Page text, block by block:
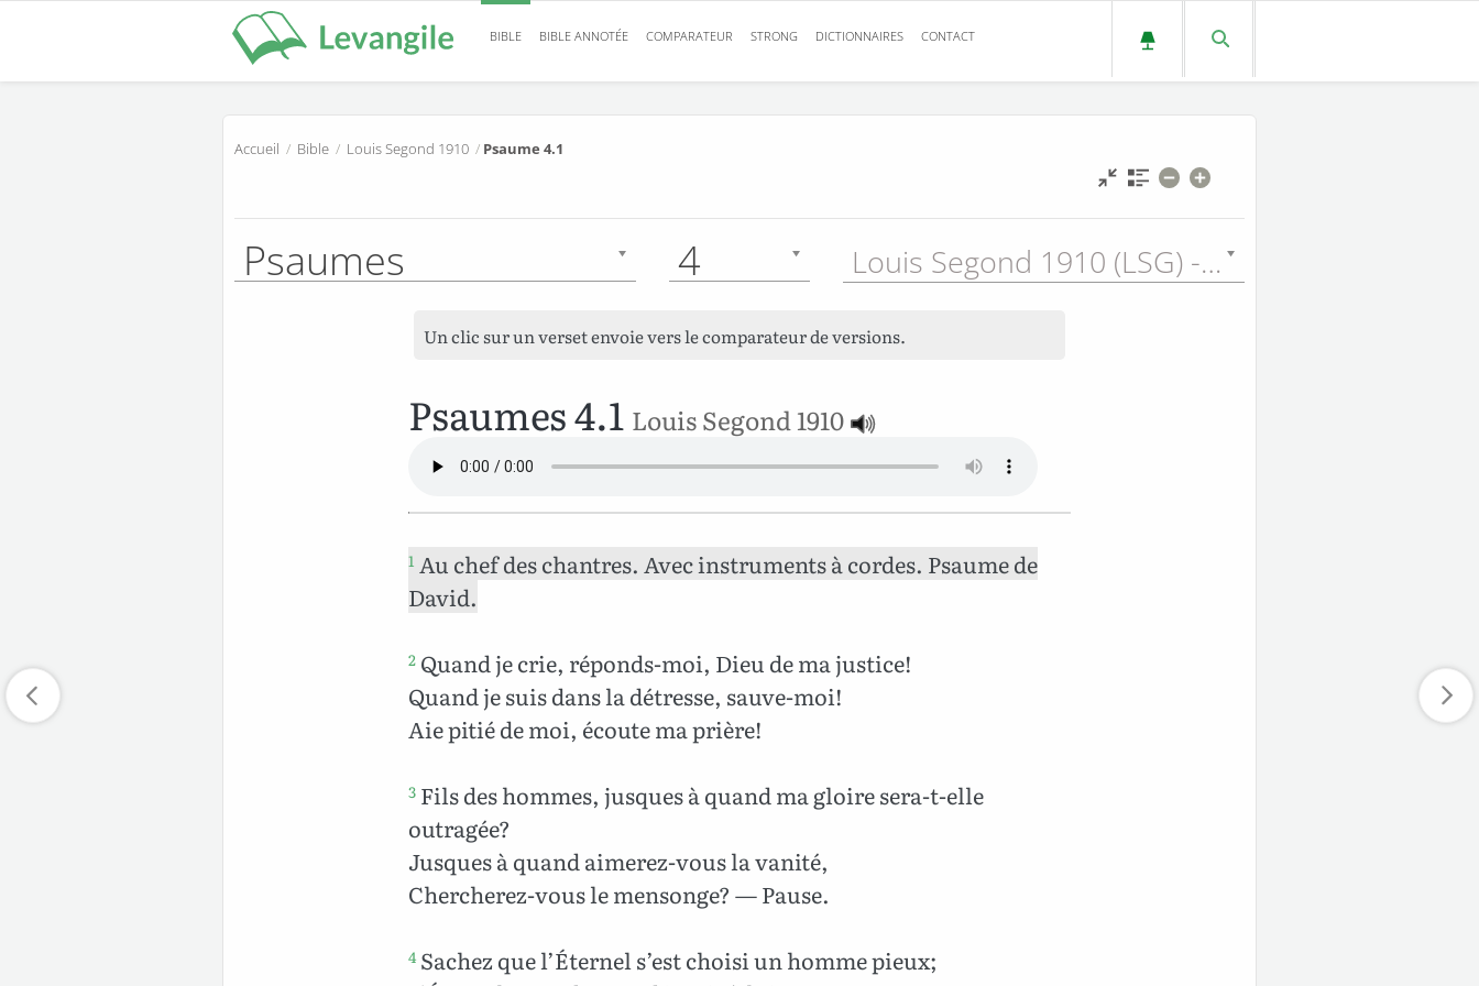
BIBLE BIBLE ANNOTÉE COMPARATEUR STRONG DICTIONNAIRES CONTACT
Accueil / Bible / Louis Segond 1910 / Psaume 4.1
Psaumes 4 Louis Segond 1910 (LSG) - 1910
Un clic sur un verset envoie vers le comparateur de versions.
Psaumes 4.1 Louis Segond 1910
1 Au chef des chantres. Avec instruments à cordes. Psaume de
David.
2 Quand je crie, réponds-moi, Dieu de ma justice!
Quand je suis dans la détresse, sauve-moi!
Aie pitié de moi, écoute ma prière!
3 Fils des hommes, jusques à quand ma gloire sera-t-elle
outragée?
Jusques à quand aimerez-vous la vanité,
Chercherez-vous le mensonge? — Pause.
4 Sachez que l’Éternel s’est choisi un homme pieux;